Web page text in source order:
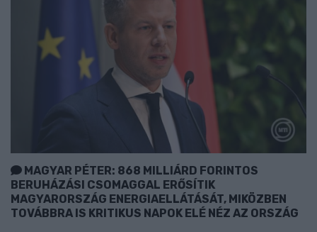
MAGYAR PÉTER: 868 MILLIÁRD FORINTOS
BERUHÁZÁSI CSOMAGGAL ERŐSÍTIK
MAGYARORSZÁG ENERGIAELLÁTÁSÁT, MIKÖZBEN
TOVÁBBRA IS KRITIKUS NAPOK ELÉ NÉZ AZ ORSZÁG